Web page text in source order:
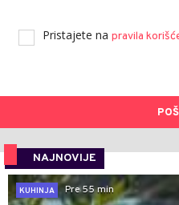
Pristajete na pravila
NAJNOVIJE
KUHINJA
Pre 55 min